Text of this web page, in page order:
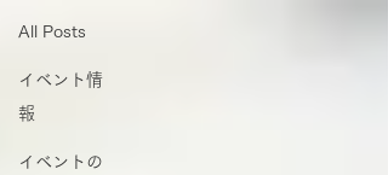
All Posts
イベント情
報
イベントの